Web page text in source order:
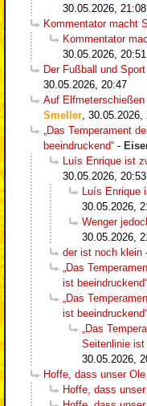
30.05.2026, 21:08
Kommentator macht
Kommentator
30.05.2026, 20:51
Der Fußball und
30.05.2026, 20:47
Auf
Smeller 30.05.2026,
„Das Temperament
beeindruckend“ -
Luís Enrique ist
30.05.2026, 20:53
Luís
30.05.2026,
Wenger
30.05.2026,
der ist noch klein
„Das
ist beeindruckend“
„Das
ist beeindruckend“
„Das
Seitenlinie ist
30.05.2026,
Hoffe, dass unser
Hoffe, dass